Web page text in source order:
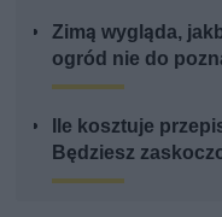
Zimą wygląda,
ogród nie do
Ile kosztuje
Będziesz